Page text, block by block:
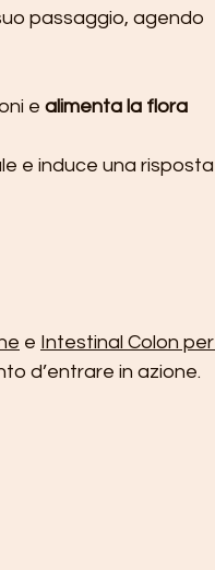
passaggio, agendo
e alimenta la flora
e induce una risposta
e Intestinal Colon per
d’entrare in azione.